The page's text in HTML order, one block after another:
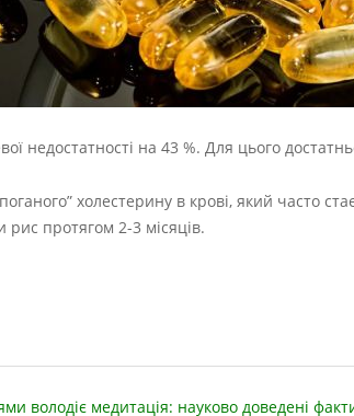
недостатності на 43 %. Для цього
холестерину в крові, який часто
протягом 2-3 місяців.
володіє медитація: науково доведені